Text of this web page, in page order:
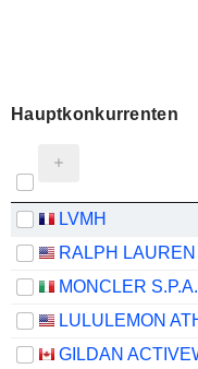
Hauptkonkurrenten
LVMH
MONCLER S.P.A.